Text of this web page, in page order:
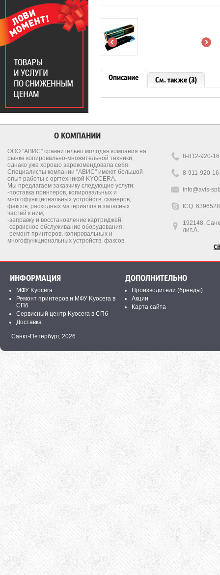
Описание См. также (3)
О КОМПАНИИ
ООО "АВИС" сравнительно молодая компания на
рынке копировально-множительной техники,
однако уже хорошо зарекомендовала себя.
Специалисты компании "АВИС" имеют большой
опыт работы с оргтехникой KYOCERA.
Мы предлагаем заказчику следующие услуги:
-поставка принтеров, копировальных и
многофункциональных устройств, сканеров,
факсов, расходных материалов и запасных
частей к ним;
-заправку и восстановление картриджей;
-сервисное обслуживание оборудования;
-ремонт принтеров, копировальных и
многофункциональных устройств, факсов.
8-812-920-
8-911-920-
info@avis-
ICQ:
192148,
лит.А.
ИНФОРМАЦИЯ
МФУ Kyocera
Ремонт принтеров и МФУ Kyocera в
СПб
Сервисный центр Kyocera в СПб
Доставка
ДОПОЛНИТЕЛЬНО
Производители (бренды)
Акции
Карта сайта
Санкт-Петербург, 2026